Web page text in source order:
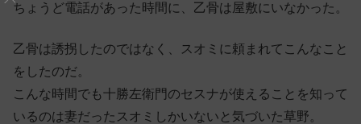
ちょうど電話があった時間に、乙骨は屋敷にいなかった。
乙骨は誘拐したのではなく、スオミに頼まれてこんなこと
をしたのだ。
こんな時間でも十勝左衛門のセスナが使えることを知って
いるのは妻だったスオミしかいないと気づいた草野。